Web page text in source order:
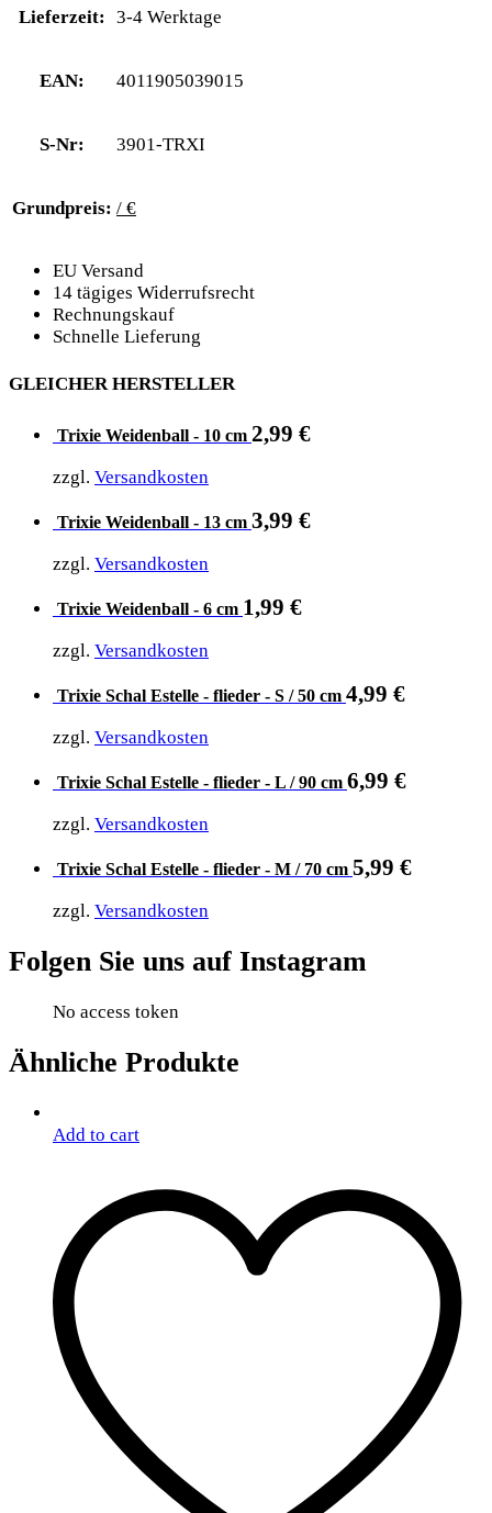
Lieferzeit: 3-4 Werktage
EAN: 4011905039015
S-Nr: 3901-TRXI
Grundpreis: / €
EU Versand
14 tägiges Widerrufsrecht
Rechnungskauf
Schnelle Lieferung
GLEICHER HERSTELLER
Trixie Weidenball - 10 cm 2,99 €
zzgl. Versandkosten
Trixie Weidenball - 13 cm 3,99 €
zzgl. Versandkosten
Trixie Weidenball - 6 cm 1,99 €
zzgl. Versandkosten
Trixie Schal Estelle - flieder - S / 50 cm 4,99 €
zzgl. Versandkosten
Trixie Schal Estelle - flieder - L / 90 cm 6,99 €
zzgl. Versandkosten
Trixie Schal Estelle - flieder - M / 70 cm 5,99 €
zzgl. Versandkosten
Folgen Sie uns auf Instagram
No access token
Ähnliche Produkte
Add to cart